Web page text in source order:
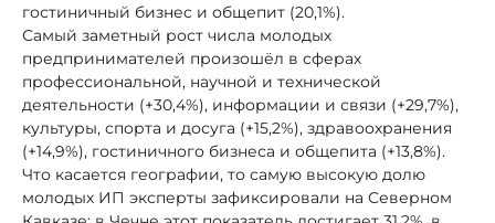
гостиничный бизнес и общепит (20,1%).
Самый заметный рост числа молодых
предпринимателей произошёл в сферах
профессиональной, научной и технической
деятельности (+30,4%), информации и связи (+29,7%),
культуры, спорта и досуга (+15,2%), здравоохранения
(+14,9%), гостиничного бизнеса и общепита (+13,8%).
Что касается географии, то самую высокую долю
молодых ИП эксперты зафиксировали на Северном